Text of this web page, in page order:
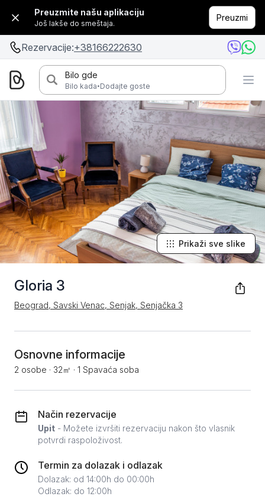
Preuzmite našu aplikaciju
Još lakše do smeštaja.
Preuzmi
Rezervacije:+38166222630
Bilo gde
Bilo kada·Dodajte goste
Gloria 3
Beograd, Savski Venac, Senjak, Senjačka 3
Prikaži sve slike
Osnovne informacije
2 osobe · 32㎡ · 1 Spavaća soba
Način rezervacije
Upit - Možete izvršiti rezervaciju nakon što vlasnik
potvrdi raspoloživost.
Termin za dolazak i odlazak
Dolazak: od 14:00h do 00:00h
Odlazak: do 12:00h